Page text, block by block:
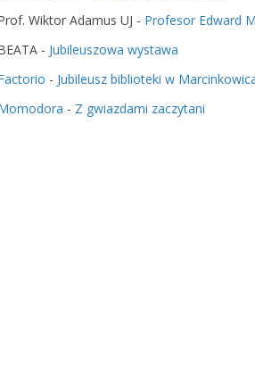
Wiktor Adamus UJ - Profesor Edward
- Jubileuszowa wystawa
- Jubileusz biblioteki w
- Z gwiazdami zaczytani